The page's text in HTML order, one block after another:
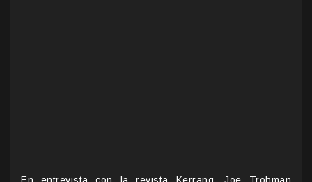
En entrevista con la revista Kerrang, Joe Trohman